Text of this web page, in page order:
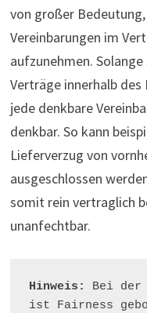
von großer
Vereinbarungen im
aufzunehmen.
Verträge innerhalb
jede denkbare
denkbar. So kann
Lieferverzug von
ausgeschlossen
somit rein vertraglich
unanfechtbar.
Hinweis: Bei der
ist Fairness